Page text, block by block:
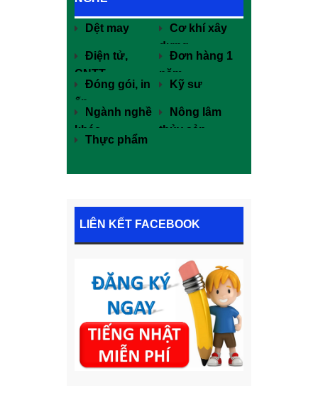
Dệt may
Cơ khí xây
dựng
Điện tử,
CNTT
Đơn hàng 1
năm
Đóng gói, in
ấn
Kỹ sư
Ngành nghề
khác
Nông lâm
thủy sản
Thực phẩm
LIÊN KẾT FACEBOOK